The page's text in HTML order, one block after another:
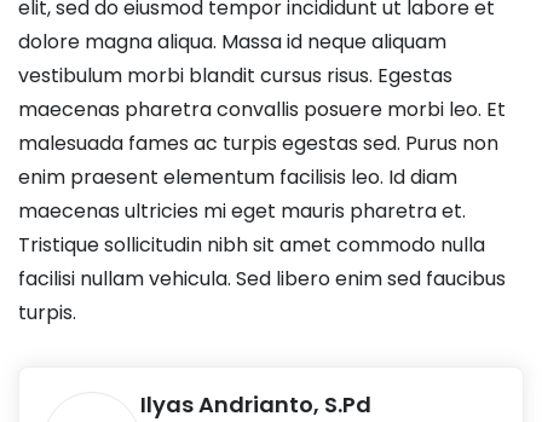
elit, sed do eiusmod tempor incididunt ut labore et
dolore magna aliqua. Massa id neque aliquam
vestibulum morbi blandit cursus risus. Egestas
maecenas pharetra convallis posuere morbi leo. Et
malesuada fames ac turpis egestas sed. Purus non
enim praesent elementum facilisis leo. Id diam
maecenas ultricies mi eget mauris pharetra et.
Tristique sollicitudin nibh sit amet commodo nulla
facilisi nullam vehicula. Sed libero enim sed faucibus
turpis.
Ilyas Andrianto, S.Pd